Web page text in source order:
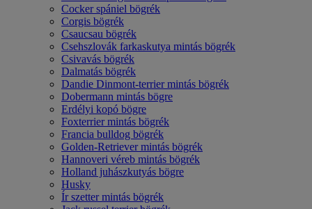
Cocker spániel bögrék
Corgis bögrék
Csaucsau bögrék
Csehszlovák farkaskutya mintás bögrék
Csivavás bögrék
Dalmatás bögrék
Dandie Dinmont-terrier mintás bögrék
Dobermann mintás bögre
Erdélyi kopó bögre
Foxterrier mintás bögrék
Francia bulldog bögrék
Golden-Retriever mintás bögrék
Hannoveri véreb mintás bögrék
Holland juhászkutyás bögre
Husky
Ír szetter mintás bögrék